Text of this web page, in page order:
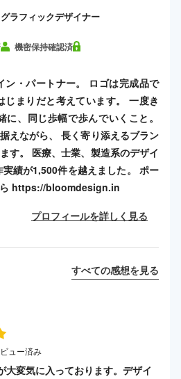
グラフィックデザイナー
機密保持確認済
ン・パートナー。 ロゴは完成品で
じまりだと考えています。 一度き
に、同じ歩幅で歩んでいくこと。
えながら、 長く寄り添えるブラン
す。 医療、士業、製造系のデザイ
績が1,500件を越えました。 ポー
ら https://bloomdesign.in
プロフィールを詳しく見る
すべての感想を見る
ュー済み
大変気に入っております。デザイ